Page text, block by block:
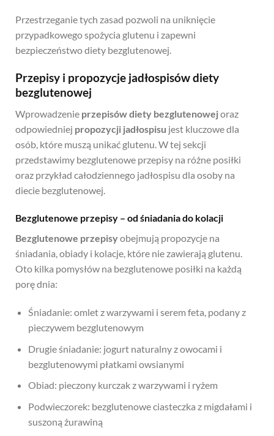
Przestrzeganie tych zasad pozwoli na uniknięcie
przypadkowego spożycia glutenu i zapewni
bezpieczeństwo diety bezglutenowej.
Przepisy i propozycje jadłospisów diety
bezglutenowej
Wprowadzenie przepisów diety bezglutenowejoraz
odpowiedniej propozycji jadłospisu jest kluczowe dla
osób, które muszą unikać glutenu. W tej sekcji
przedstawimy bezglutenowe przepisy na różne posiłki
oraz przykład całodziennego jadłospisu dla osoby na
diecie bezglutenowej.
Bezglutenowe przepisy – od śniadania do kolacji
Bezglutenowe przepisyobejmują propozycje na
śniadania, obiady i kolacje, które nie zawierają glutenu.
Oto kilka pomysłów na bezglutenowe posiłki na każdą
porę dnia:
Śniadanie: omlet z warzywami i serem feta, podany z
pieczywem bezglutenowym
Drugie śniadanie: jogurt naturalny z owocami i
bezglutenowymi płatkami owsianymi
Obiad: pieczony kurczak z warzywami i ryżem
Podwieczorek: bezglutenowe ciasteczka z migdałami i
suszoną żurawiną